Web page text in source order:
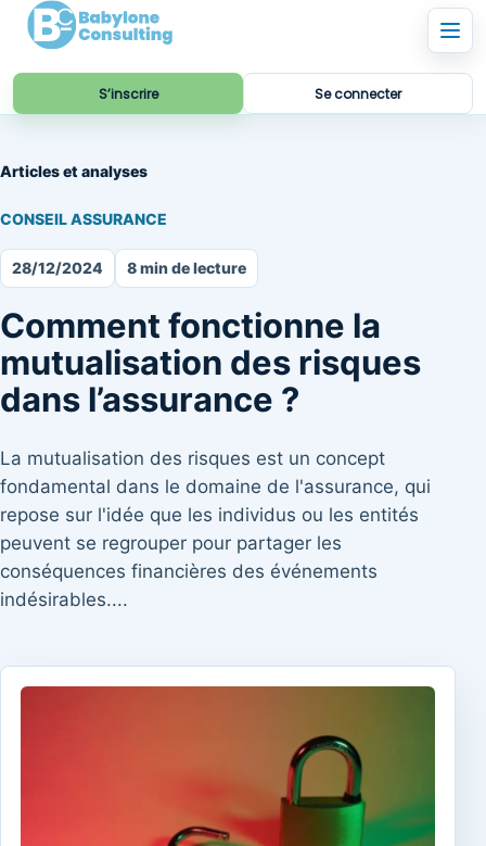
S’inscrire Se connecter
Articles et analyses
CONSEIL ASSURANCE
28/12/2024 8 min de lecture
Comment fonctionne la
mutualisation des risques
dans l’assurance ?
La mutualisation des risques est un concept
fondamental dans le domaine de l'assurance, qui
repose sur l'idée que les individus ou les entités
peuvent se regrouper pour partager les
conséquences financières des événements
indésirables....